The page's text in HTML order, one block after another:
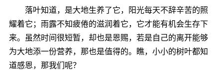
落叶知道，是大地生养了它，阳光每天不辞辛苦的照
耀着它；雨露不知疲倦的滋润着它，它才能有机会生存下
来。虽然时间很短暂，却也是恩赐，若是自己的离开能够
为大地添一份营养，那也是值得的。瞧，小小的树叶都知
道感恩，那我们呢？